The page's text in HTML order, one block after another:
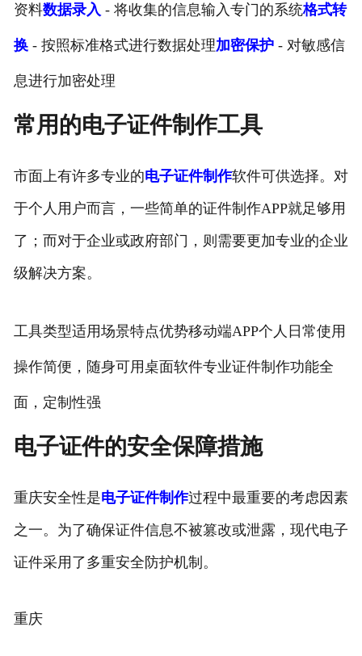
资料数据录入 - 将收集的信息输入专门的系统格式转
换- 按照标准格式进行数据处理加密保护- 对敏感信
息进行加密处理
常用的电子证件制作工具
市面上有许多专业的电子证件制作软件可供选择。对
于个人用户而言，一些简单的证件制作APP就足够用
了；而对于企业或政府部门，则需要更加专业的企业
级解决方案。
工具类型适用场景特点优势移动端APP个人日常使用
操作简便，随身可用桌面软件专业证件制作功能全
面，定制性强
电子证件的安全保障措施
重庆安全性是电子证件制作过程中最重要的考虑因素
之一。为了确保证件信息不被篡改或泄露，现代电子
证件采用了多重安全防护机制。
重庆